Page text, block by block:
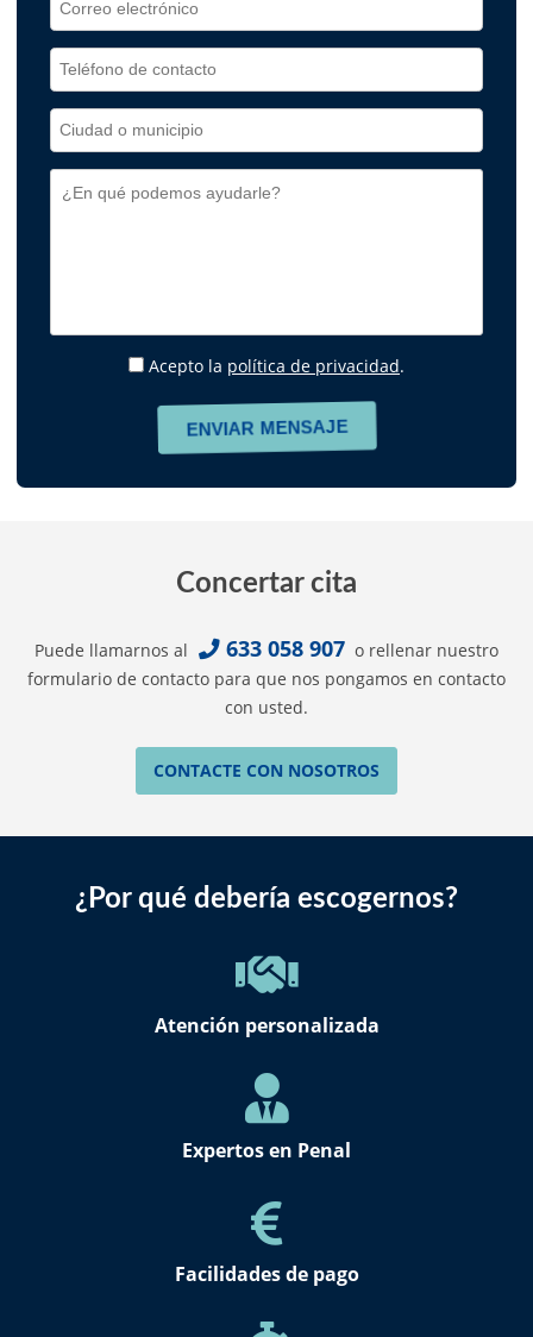
Acepto la política de privacidad.
Concertar cita
Puede llamarnos al 633 058 907 o rellenar nuestro
formulario de contacto para que nos pongamos en contacto
con usted.
CONTACTE CON NOSOTROS
¿Por qué debería escogernos?
Atención personalizada
Expertos en Penal
Facilidades de pago